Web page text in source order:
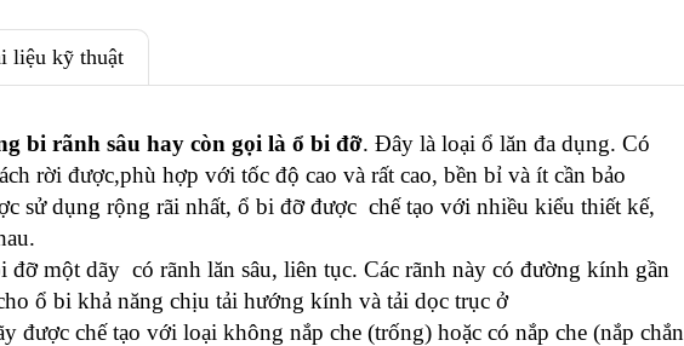
liệu kỹ thuật
bi rãnh sâu hay còn gọi là ổ bi đỡ. Đây là loại ổ lăn đa dụng. Có
rời được,phù hợp với tốc độ cao và rất cao, bền bỉ và ít cần bảo
sử dụng rộng rãi nhất, ổ bi đỡ được chế tạo với nhiều kiểu thiết kế,
đỡ một dãy có rãnh lăn sâu, liên tục. Các rãnh này có đường kính gần
ổ bi khả năng chịu tải hướng kính và tải dọc trục ở
được chế tạo với loại không nắp che (trống) hoặc có nắp che (nắp chắn